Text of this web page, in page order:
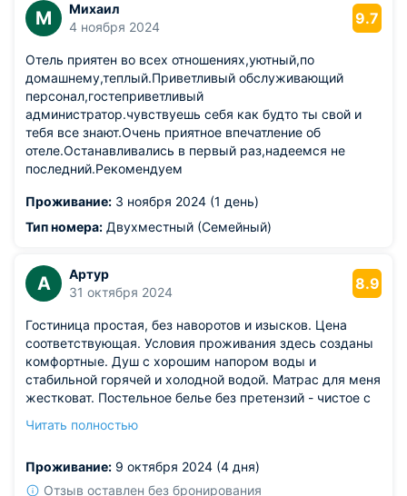
М
Михаил
4 ноября 2024
9.7
Отель приятен во всех отношениях,уютный,по
домашнему,теплый.Приветливый обслуживающий
персонал,гостеприветливый
администратор.чувствуешь себя как будто ты свой и
тебя все знают.Очень приятное впечатление об
отеле.Останавливались в первый раз,надеемся не
последний.Рекомендуем
Проживание: 3 ноября 2024 (1 день)
Тип номера: Двухместный (Семейный)
А
Артур
31 октября 2024
8.9
Гостиница простая, без наворотов и изысков. Цена
соответствующая. Условия проживания здесь созданы
комфортные. Душ с хорошим напором воды и
стабильной горячей и холодной водой. Матрас для меня
жестковат. Постельное белье без претензий - чистое с
Окно не открыть, шумно. На этаже кулер с водой и
отпариванием, редко встречаю.
Читать полностью
Проживание: 9 октября 2024 (4 дня)
Отзыв оставлен без бронирования